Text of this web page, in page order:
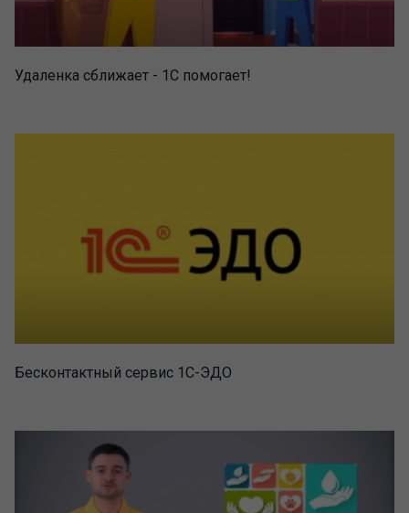
Удаленка сближает - 1С помогает!
Бесконтактный сервис 1С-ЭДО